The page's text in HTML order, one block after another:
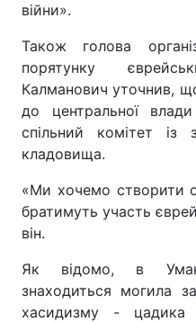
війни».
Також голова
порятунку
Калманович уточнив,
до центральної
спільний комітет із
кладовища.
«Ми хочемо створити
братимуть участь
він.
Як відомо, в
знаходиться могила
хасидизму -